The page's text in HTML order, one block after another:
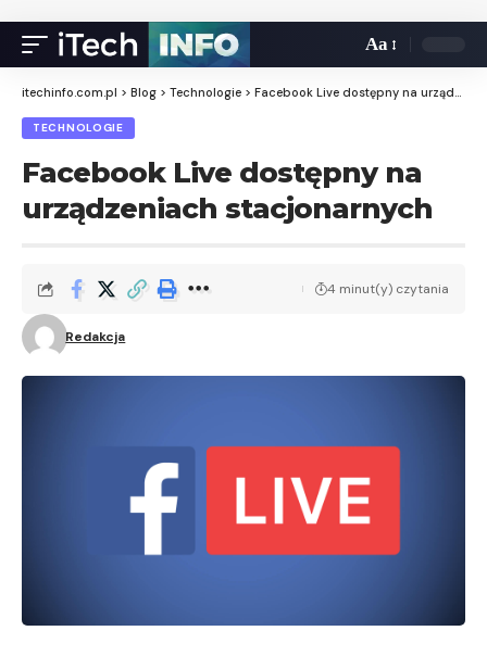
Aa
itechinfo.com.pl > Blog > Technologie > Facebook Live dostępny na urządzeniach stacjonarnych
TECHNOLOGIE
Facebook Live dostępny na
urządzeniach stacjonarnych
Redakcja
4 minut(y) czytania